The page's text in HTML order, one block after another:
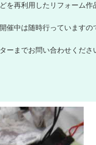
どを再利 用 した リ フォーム作
開催中は随時行っていますの
ターま でお問い合わせく ださ